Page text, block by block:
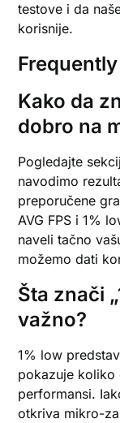
testove i da
korisnije.
Kako da
dobro na
Pogledajte
navodimo
preporučene
AVG FPS i 1%
naveli tačno
možemo dati
Šta znači
važno?
1% low
pokazuje koliko
performansi.
otkriva mikro-